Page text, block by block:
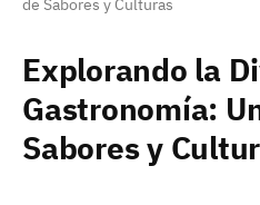
de Sabores y Culturas
Explorando la
Gastronomía:
Sabores y